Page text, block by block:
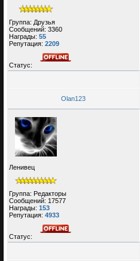
Группа: Друзья
Сообщений: 3360
Награды: 55
Репутация: 2209
Статус:
Olan123
Ленивец
Группа: Редакторы
Сообщений: 17577
Награды: 153
Репутация: 4933
Статус: